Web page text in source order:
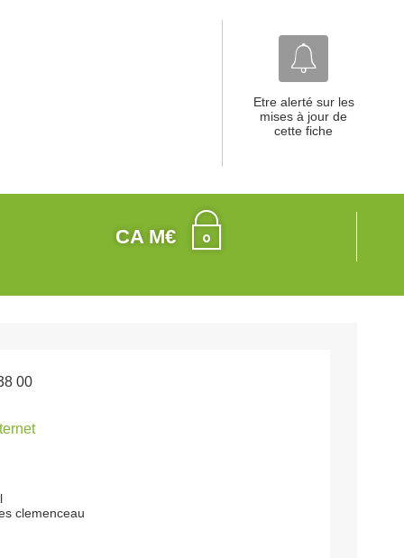
Etre alerté sur les
mises à jour de
cette fiche
CA M€
00
clemenceau